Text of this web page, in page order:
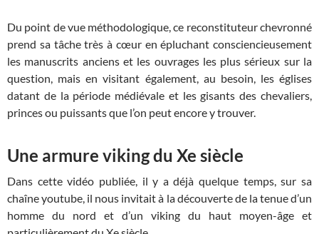
Du point de vue méthodologique, ce reconstituteur chevronné
prend sa tâche très à cœur en épluchant consciencieusement
les manuscrits anciens et les ouvrages les plus sérieux sur la
question, mais en visitant également, au besoin, les églises
datant de la période médiévale et les gisants des chevaliers,
princes ou puissants que l’on peut encore y trouver.
Une armure viking du Xe siècle
Dans cette vidéo publiée, il y a déjà quelque temps, sur sa
chaîne youtube, il nous invitait à la découverte de la tenue d’un
homme du nord et d’un viking du haut moyen-âge et